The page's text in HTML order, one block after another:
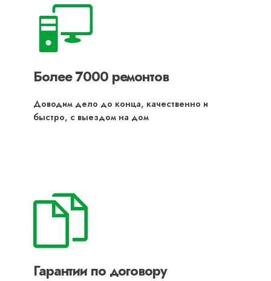
Более 7000 ремонтов
Доводим дело до конца, качественно и
быстро, с выездом на дом
Гарантии по договору